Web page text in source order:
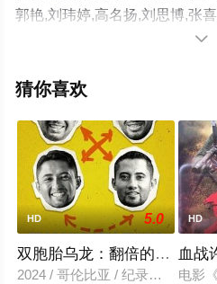
郭艳,刘玮婷,高名扬,刘思博,张
等明星演员精彩演绎的中国大
步至豆瓣电影、电视猫或剧情网

猜你喜欢
HD 5.0
双胞胎乌龙：翻倍的兄弟情
2024 / 哥伦比亚 / 纪录片,战争
HD
血战
电影